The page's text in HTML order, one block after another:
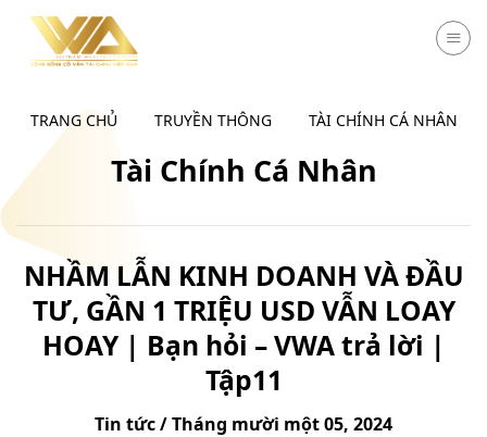
Chuyển
TRANG CHỦ TRUYỀN THÔNG TÀI CHÍNH CÁ NHÂN
Tài Chính Cá Nhân
NHẦM LẪN KINH DOANH VÀ ĐẦU
TƯ, GẦN 1 TRIỆU USD VẪN LOAY
HOAY | Bạn hỏi – VWA trả lời |
Tập11
Tin tức / Tháng mười một 05, 2024